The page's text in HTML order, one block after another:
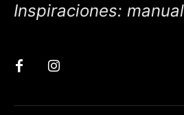
Inspiraciones: